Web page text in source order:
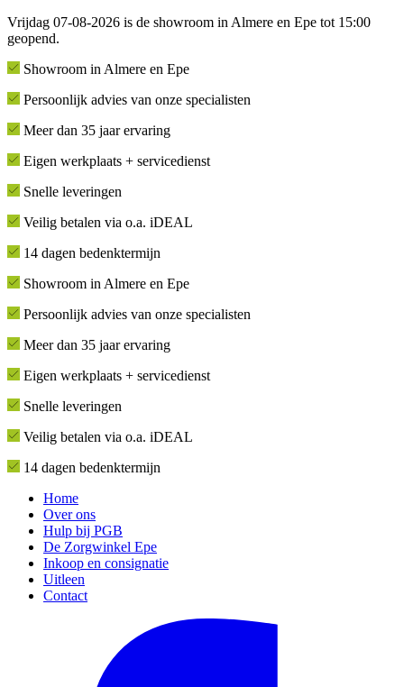
Vrijdag 07-08-2026 is de showroom in Almere en Epe tot 15:00
geopend.
Showroom in Almere en Epe
Persoonlijk advies van onze specialisten
Meer dan 35 jaar ervaring
Eigen werkplaats + servicedienst
Snelle leveringen
Veilig betalen via o.a. iDEAL
14 dagen bedenktermijn
Showroom in Almere en Epe
Persoonlijk advies van onze specialisten
Meer dan 35 jaar ervaring
Eigen werkplaats + servicedienst
Snelle leveringen
Veilig betalen via o.a. iDEAL
14 dagen bedenktermijn
Home
Over ons
Hulp bij PGB
De Zorgwinkel Epe
Inkoop en consignatie
Uitleen
Contact